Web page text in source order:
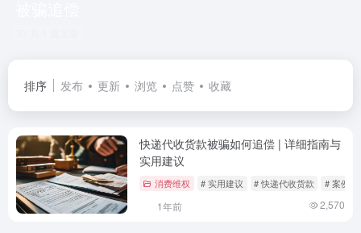
排序 发布 更新 浏览 点赞 收藏
快递代收货款被骗如何追偿 | 详细指南与
实用建议
消费维权 # 实用建议 # 快递代收货款 # 案例分
1年前 2,570